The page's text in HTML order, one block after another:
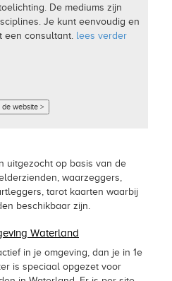
De mediums zijn
Je kunt eenvoudig en
een consultant. lees verder
website >
uitgezocht op basis van de
waarzeggers,
tarot kaarten waarbij
beschikbaar zijn.
Waterland
in je omgeving, dan je in 1e
is speciaal opgezet voor